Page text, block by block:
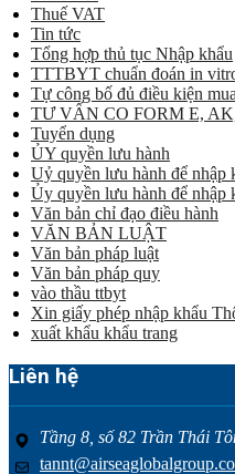
Thuế VAT
Tin tức
Tổng hợp thủ tục Nhập khẩu
TTTBYT chuẩn đoán in
Tự công bố đủ điều kiện
TƯ VẤN CO FORM E,
Tuyển dụng
ỦY quyền lưu hành
Uỷ quyền lưu hành để nhập
Ủy quyền lưu hành để nhập
Văn bản chỉ đạo điều hành
VĂN BẢN LUẬT
Văn bản pháp luật
Văn bản pháp quy
vào thầu ttbyt
Xin giấy phép nhập khẩu
xuất khẩu khẩu trang
Liên hệ
Tầng 8, số 82 Trần Thái